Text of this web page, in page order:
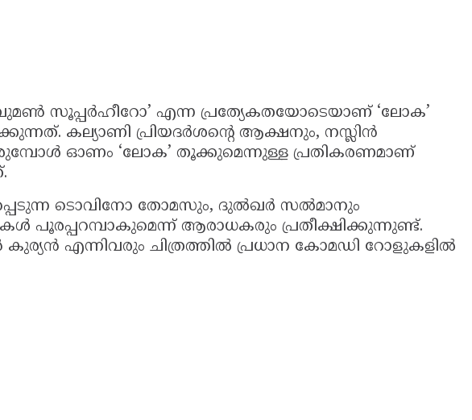
സൂപ്പർഹീറോ’ എന്ന പ്രത്യേകതയോടെയാണ് ‘ലോക’
കല്യാണി പ്രിയദർശന്റെ ആക്ഷനും, നസ്ലിൻ
ഓണം ‘ലോക’ തൂക്കുമെന്നുള്ള പ്രതികരണമാണ്
ടൊവിനോ തോമസും, ദുൽഖർ സൽമാനും
പൂരപ്പറമ്പാകുമെന്ന് ആരാധകരും പ്രതീക്ഷിക്കുന്നുണ്ട്.
എന്നിവരും ചിത്രത്തിൽ പ്രധാന കോമഡി റോളുകളിൽ